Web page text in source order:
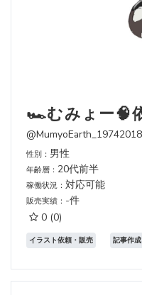
🏎️むみょー🧠
@MumyoEarth_19742018
性別： 男性
年齢層： 20代前半
稼働状況： 対応可能
販売実績： -件
0 (0)
イラスト依頼・販売 記事作